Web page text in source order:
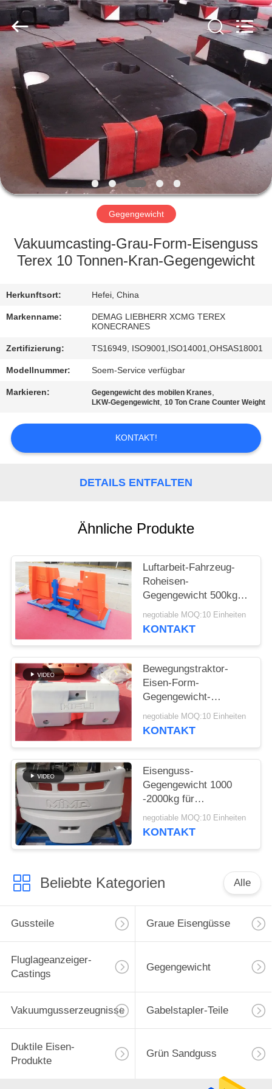
HAUS
PRODUKTE
ÜBER
UNS
FABRIK-
QUALITÄTSKONTROLLE
TRETEN
SIE
UNS
IN
VERBINDUNG
NACHRICHTEN
SITEMAP
PRIVACY
POLICY
&
Factory.
All
Reserved.
Developed
ECER
Gegengewicht
Vakuumcasting-Grau-Form-Eisenguss
Terex 10 Tonnen-Kran-Gegengewicht
Herkunftsort: Hefei, China
Markenname:
DEMAG LIEBHERR XCMG TEREX
KONECRANES
Zertifizierung: TS16949, ISO9001,ISO14001,OHSAS18001
Modellnummer: Soem-Service verfügbar
Markieren: Gegengewicht des mobilen Kranes,
LKW-Gegengewicht,10 Ton Crane Counter Weight
KONTAKT!
DETAILS ENTFALTEN
Ähnliche Produkte
Luftarbeit-Fahrzeug-
Roheisen-
Gegengewicht 500kg -
Gewicht 15000kg für
Industrie
negotiable MOQ:10 Einheiten
KONTAKT
Bewegungstraktor-
Eisen-Form-
Gegengewicht-
Kompaktbauweise
Soem-Service ISO9001
negotiable MOQ:10 Einheiten
KONTAKT
Eisenguss-
Gegengewicht 1000
-2000kg für
Forstwirtschafts-Bahn-
Erntemaschinen
negotiable MOQ:10 Einheiten
KONTAKT
Beliebte Kategorien Alle
Gussteile Graue Eisengüsse
Fluglageanzeiger-
Castings
Gegengewicht
Vakuumgusserzeugnisse Gabelstapler-Teile
Duktile Eisen-
Produkte
Grün Sandguss